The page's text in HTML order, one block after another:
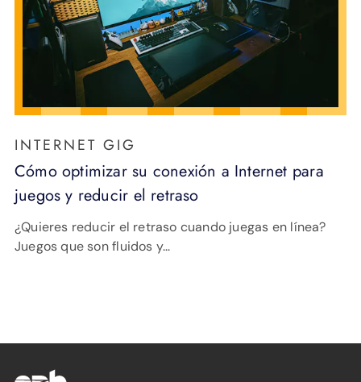
INTERNET GIG
Cómo optimizar su conexión a Internet para
juegos y reducir el retraso
¿Quieres reducir el retraso cuando juegas en línea?
Juegos que son fluidos y...